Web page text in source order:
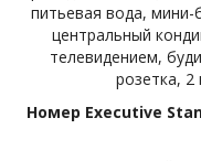
питьевая вода,
центральный
телевидением,
розетка, 2
Номер Executive